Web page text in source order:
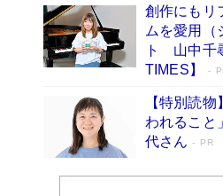
など代表作が並ぶ［文
Book Bang
竹内由恵の前に現れた「テ
ぇ」という男性…夫を選ん
Book Bang
「『火垂るの墓』は、大嘘
続けた“自責の念”とは…「
い」監督が徹底的にこだわ
戦争の記憶
Book Bang
創作にもリ
ムを愛用（
ト 山中千
TIMES】
【特別読
われるこ
代さん
PR